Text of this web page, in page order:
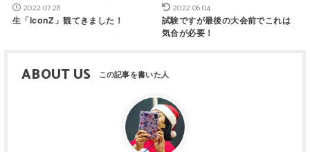
2022.07.28
生「iconZ」観てきました！
2022.06.04
試験ですが最後の大会前でこれは
気合が必要！
ABOUT US